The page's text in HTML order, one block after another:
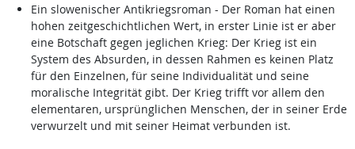
Ein slowenischer Antikriegsroman - Der Roman hat einen
hohen zeitgeschichtlichen Wert, in erster Linie ist er aber
eine Botschaft gegen jeglichen Krieg: Der Krieg ist ein
System des Absurden, in dessen Rahmen es keinen Platz
für den Einzelnen, für seine Individualität und seine
moralische Integrität gibt. Der Krieg trifft vor allem den
elementaren, ursprünglichen Menschen, der in seiner Erde
verwurzelt und mit seiner Heimat verbunden ist.